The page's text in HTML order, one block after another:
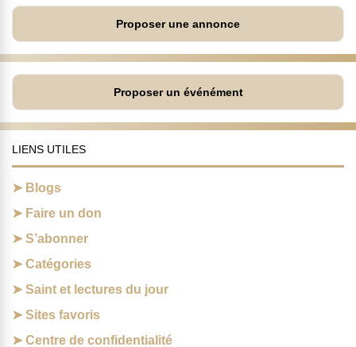
Proposer une annonce
Proposer un événément
LIENS UTILES
Blogs
Faire un don
S’abonner
Catégories
Saint et lectures du jour
Sites favoris
Centre de confidentialité